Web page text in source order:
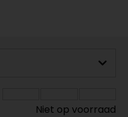
Niet op voorraad